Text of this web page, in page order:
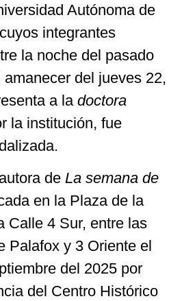
Autónoma de
integrantes
la noche del pasado
del jueves 22,
a la doctora
la institución, fue
de La semana de
en la Plaza de la
Calle 4 Sur, entre las
Palafox y 3 Oriente el
del 2025 por
del Centro Histórico